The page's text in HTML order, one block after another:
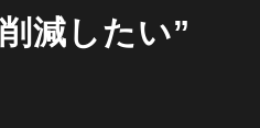
減したい”